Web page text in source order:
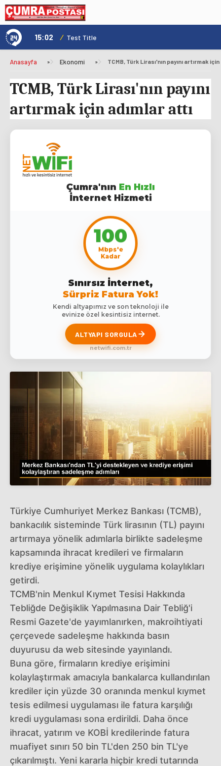
15:02 / Test Title
Anasayfa » Ekonomi » TCMB, Türk Lirası'nın payını artırmak
TCMB, Türk Lirası'nın payını
artırmak için adımlar attı
Çumra'nın En Hızlı
İnternet Hizmeti
100
Mbps'e
Kadar
Sınırsız İnternet,
Sürpriz Fatura Yok!
Kendi altyapımız ve son teknoloji ile
evinize özel kesintisiz internet.
ALTYAPI SORGULA
netwifi.com.tr
Türkiye Cumhuriyet Merkez Bankası (TCMB),
bankacılık sisteminde Türk lirasının (TL) payını
artırmaya yönelik adımlarla birlikte sadeleşme
kapsamında ihracat kredileri ve firmaların
krediye erişimine yönelik uygulama kolaylıkları
getirdi.
TCMB'nin Menkul Kıymet Tesisi Hakkında
Tebliğde Değişiklik Yapılmasına Dair Tebliğ'i
Resmi Gazete'de yayımlanırken, makroihtiyati
çerçevede sadeleşme hakkında basın
duyurusu da web sitesinde yayınlandı.
Buna göre, firmaların krediye erişimini
kolaylaştırmak amacıyla bankalarca kullandırılan
krediler için yüzde 30 oranında menkul kıymet
tesis edilmesi uygulaması ile fatura karşılığı
kredi uygulaması sona erdirildi. Daha önce
ihracat, yatırım ve KOBİ kredilerinde fatura
muafiyet sınırı 50 bin TL'den 250 bin TL'ye
çıkarılmıştı. Yeni kararla hiçbir kredi tutarında